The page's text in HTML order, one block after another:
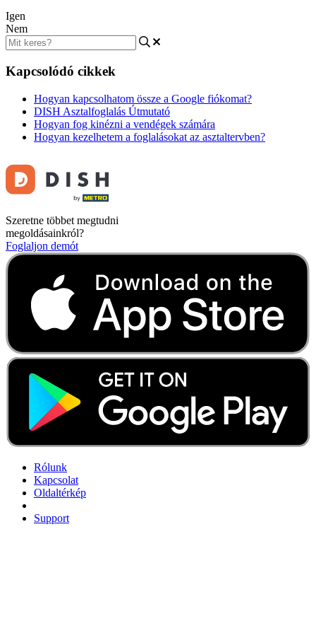
Igen
Nem
Kapcsolódó cikkek
Hogyan kapcsolhatom össze a Google fiókomat?
DISH Asztalfoglalás Útmutató
Hogyan fog kinézni a vendégek számára
Hogyan kezelhetem a foglalásokat az asztaltervben?
Szeretne többet megtudni
megoldásainkról?
Foglaljon demót
Rólunk
Kapcsolat
Oldaltérkép
Support